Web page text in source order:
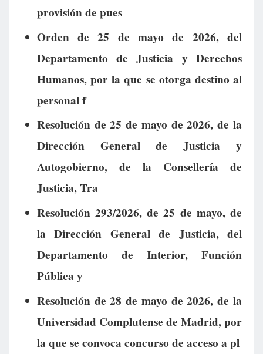
provisión de pues
Orden de 25 de mayo de 2026, del
Departamento de Justicia y Derechos
Humanos, por la que se otorga destino al
personal f
Resolución de 25 de mayo de 2026, de la
Dirección General de Justicia y
Autogobierno, de la Consellería de
Justicia, Tra
Resolución 293/2026, de 25 de mayo, de
la Dirección General de Justicia, del
Departamento de Interior, Función
Pública y
Resolución de 28 de mayo de 2026, de la
Universidad Complutense de Madrid, por
la que se convoca concurso de acceso a pl